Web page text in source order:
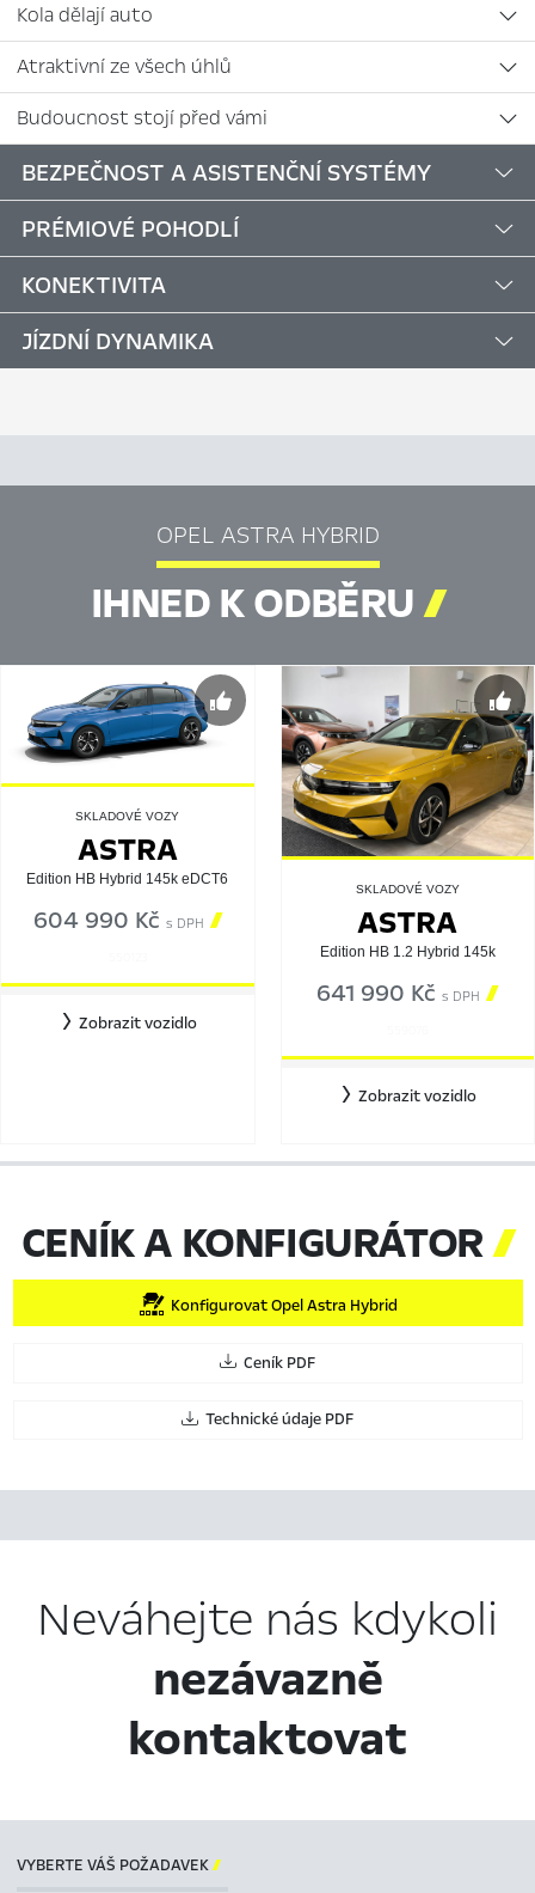
Kola dělají auto
Atraktivní ze všech úhlů
Budoucnost stojí před vámi
BEZPEČNOST A ASISTENČNÍ SYSTÉMY
PRÉMIOVÉ POHODLÍ
KONEKTIVITA
JÍZDNÍ DYNAMIKA
OPEL ASTRA HYBRID
IHNED K ODBĚRU
SKLADOVÉ VOZY
ASTRA
Edition HB Hybrid 145k eDCT6
604 990 Kč s DPH 
Zobrazit vozidlo
SKLADOVÉ VOZY
ASTRA
Edition HB 1.2 Hybrid 145k
641 990 Kčs DPH 
Zobrazit vozidlo
CENÍK A KONFIGURÁTOR
Konfigurovat Opel Astra Hybrid
Ceník PDF
Technické údaje PDF
Neváhejte nás kdykoli
nezávazně
kontaktovat
VYBERTE VÁŠ POŽADAVEK